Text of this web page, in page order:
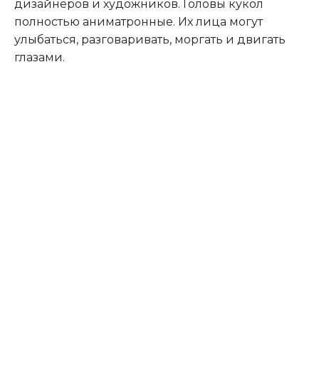
дизайнеров и художников. Головы кукол
полностью аниматронные. Их лица могут
улыбаться, разговаривать, моргать и двигать
глазами.